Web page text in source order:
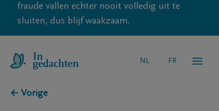
fraude vallen echter nooit volledig uit te
sluiten, dus blijf waakzaam.
NL FR
← Vorige